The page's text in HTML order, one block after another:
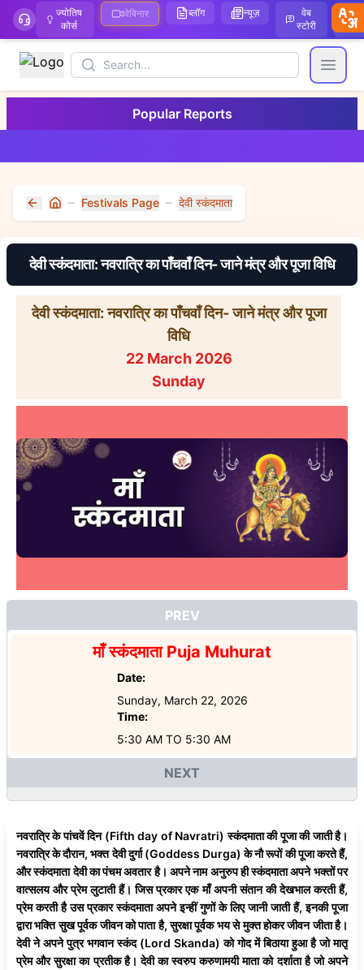
ज्योतिष
कोर्स
वेबिनार ब्लॉग न्यूज़
वेब
स्टोरी
Search
Open
Popular Reports
Home Festivals Page देवी स्कंदमाता
देवी स्कंदमाता: नवरात्रि का पाँचवाँ दिन- जाने मंत्र और पूजा विधि
देवी स्कंदमाता: नवरात्रि का पाँचवाँ दिन- जाने मंत्र और पूजा
विधि
22 March 2026
Sunday
PREV
माँ स्कंदमाताPuja Muhurat
Date:
Sunday, March 22, 2026
Time:
5:30 AMTO 5:30 AM
NEXT
नवरात्रि के पांचवें दिन (Fifth day of Navratri) स्कंदमाता की पूजा की जाती है।
नवरात्रि के दौरान, भक्त देवी दुर्गा (Goddess Durga) के नौ रूपों की पूजा करते हैं,
और स्कंदमाता देवी का पंचम अवतार है। अपने नाम अनुरुप ही स्कंदमाता अपने भक्तों पर
वात्सलय और प्रेम लुटाती हैं। जिस प्रकार एक माँ अपनी संतान की देखभाल करती हैं,
प्रेम करती है उस प्रकार स्कंदमाता अपने इन्हीं गुणों के लिए जानी जाती हैं, इनकी पूजा
द्वारा भक्ति सुख पूर्वक जीवन को पाता है, सुरक्षा पूर्वक भय से मुक्त होकर जीवन जीता है।
देवी ने अपने पुत्र भगवान स्कंद (Lord Skanda) को गोद में बिठाया हुआ है जो मातृ
प्रेम और सुरक्षा का प्रतीक है। देवी का स्वरुप करुणामयी माता को दर्शाता है जो अपने